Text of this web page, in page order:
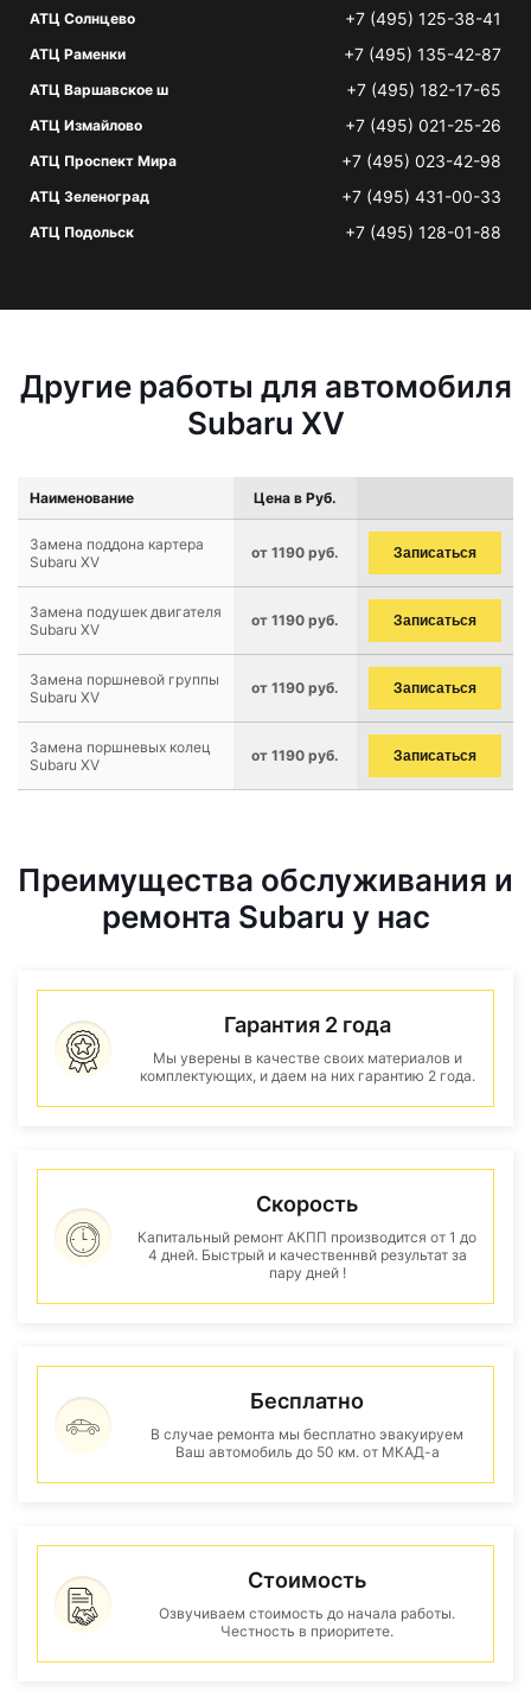
АТЦ Солнцево +7 (495) 125-38-41
АТЦ Раменки +7 (495) 135-42-87
АТЦ Варшавское ш +7 (495) 182-17-65
АТЦ Измайлово +7 (495) 021-25-26
АТЦ Проспект Мира +7 (495) 023-42-98
АТЦ Зеленоград +7 (495) 431-00-33
АТЦ Подольск +7 (495) 128-01-88
Другие работы для автомобиля
Subaru XV
Наименование Цена в Руб.
Замена поддона картера
Subaru XV
от 1190 руб. Записаться
Замена подушек двигателя
Subaru XV
от 1190 руб. Записаться
Замена поршневой группы
Subaru XV
от 1190 руб. Записаться
Замена поршневых колец
Subaru XV
от 1190 руб. Записаться
Преимущества обслуживания и
ремонта Subaru у нас
Гарантия 2 года
Мы уверены в качестве своих материалов и
комплектующих, и даем на них гарантию 2 года.
Скорость
Капитальный ремонт АКПП производится от 1 до
4 дней. Быстрый и качественнвй результат за
пару дней !
Бесплатно
В случае ремонта мы бесплатно эвакуируем
Ваш автомобиль до 50 км. от МКАД-а
Стоимость
Озвучиваем стоимость до начала работы.
Честность в приоритете.